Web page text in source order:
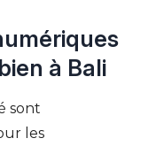
à Bali
sont
les